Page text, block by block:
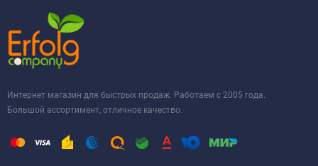
Интернет магазин для быстрых продаж. Работаем с 2005 года.
Большой ассортимент, отличное качество.